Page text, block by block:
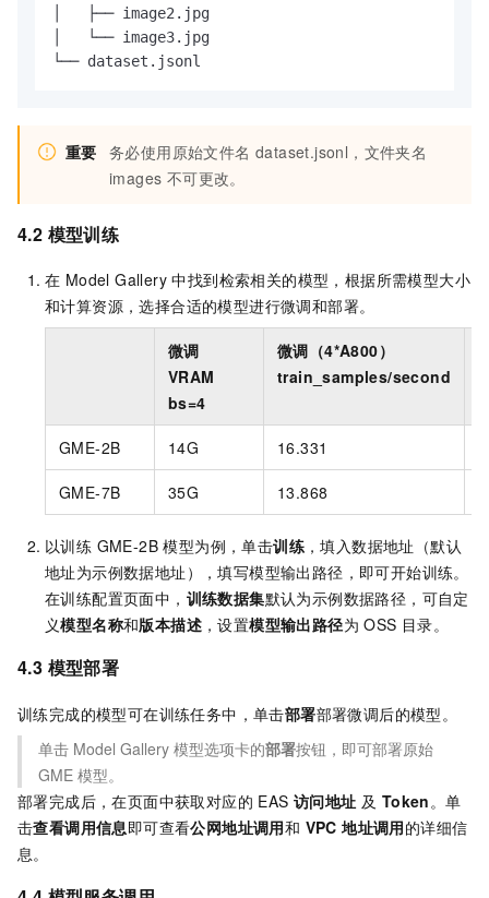
│   ├── image2.jpg
│   └── image3.jpg
└── dataset.jsonl
重要 务必使用原始文件名 dataset.jsonl，文件夹名
images 不可更改。
4.2 模型训练
在 Model Gallery 中找到检索相关的模型，根据所需模型大小
和计算资源，选择合适的模型进行微调和部署。
微调
VRAM
bs=4
微调（4*A800）
train_samples/second
GME-2B 14G 16.331
GME-7B 35G 13.868
以训练 GME-2B 模型为例，单击训练 ，填入数据地址（默认
地址为示例数据地址），填写模型输出路径，即可开始训练。
在训练配置页面中， 训练数据集默认为示例数据路径，可自定
义模型名称和版本描述 ，设置模型输出路径为 OSS 目录。
4.3 模型部署
训练完成的模型可在训练任务中，单击部署部署微调后的模型。
单击 Model Gallery 模型选项卡的部署按钮，即可部署原始
GME 模型。
部署完成后，在页面中获取对应的 EAS 访问地址 及 Token。单
击查看调用信息即可查看公网地址调用和 VPC 地址调用的详细信
息。